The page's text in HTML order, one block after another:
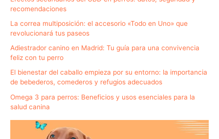
recomendaciones
La correa multiposición: el accesorio «Todo en Uno» que
revolucionará tus paseos
Adiestrador canino en Madrid: Tu guía para una convivencia
feliz con tu perro
El bienestar del caballo empieza por su entorno: la importancia
de bebederos, comederos y refugios adecuados
Omega 3 para perros: Beneficios y usos esenciales para la
salud canina